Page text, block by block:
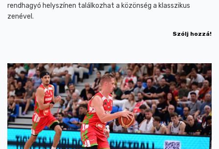
rendhagyó helyszínen találkozhat a közönség a klasszikus
zenével.
Szólj hozzá!